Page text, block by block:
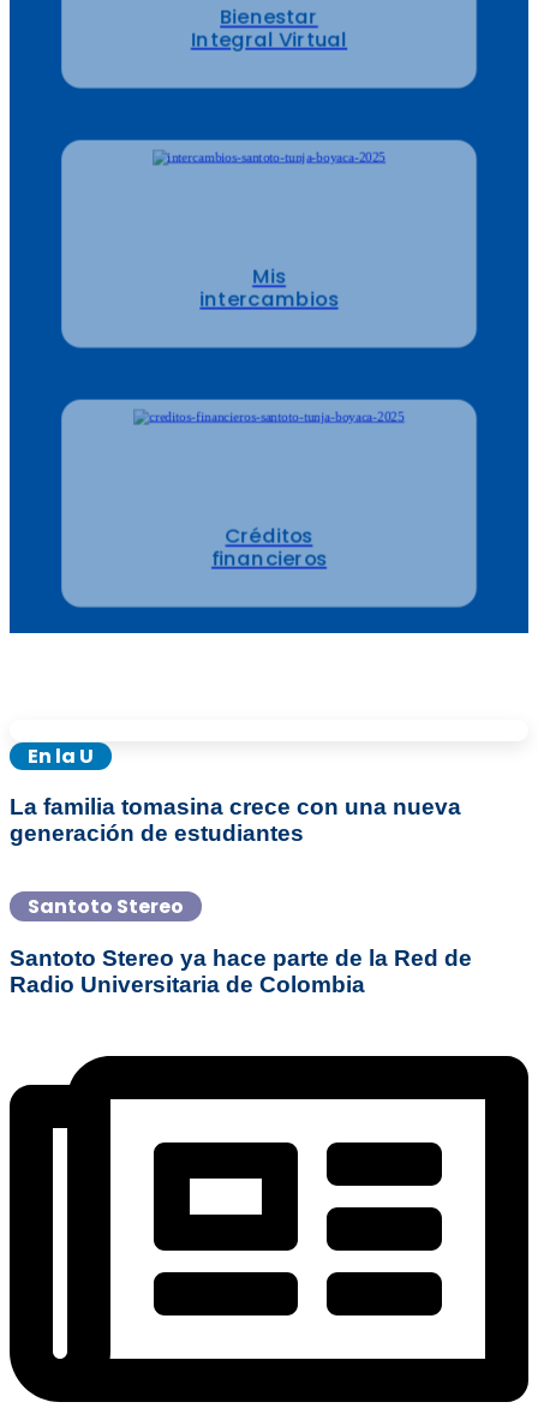
Bienestar
Integral Virtual
Mis
intercambios
Créditos
financieros
En la U
La familia tomasina crece con una nueva
generación de estudiantes
Santoto Stereo
Santoto Stereo ya hace parte de la Red de
Radio Universitaria de Colombia